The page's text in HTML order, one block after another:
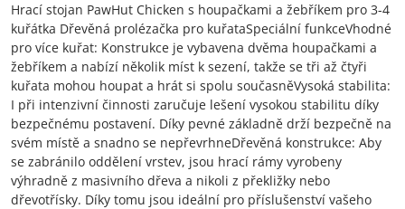
Hrací stojan PawHut Chicken s houpačkami a žebříkem pro 3-4
kuřátka Dřevěná prolézačka pro kuřataSpeciální funkceVhodné
pro více kuřat: Konstrukce je vybavena dvěma houpačkami a
žebříkem a nabízí několik míst k sezení, takže se tři až čtyři
kuřata mohou houpat a hrát si spolu současněVysoká stabilita:
I při intenzivní činnosti zaručuje lešení vysokou stabilitu díky
bezpečnému postavení. Díky pevné základně drží bezpečně na
svém místě a snadno se nepřevrhneDřevěná konstrukce: Aby
se zabránilo oddělení vrstev, jsou hrací rámy vyrobeny
výhradně z masivního dřeva a nikoli z překližky nebo
dřevotřísky. Díky tomu jsou ideální pro příslušenství vašeho